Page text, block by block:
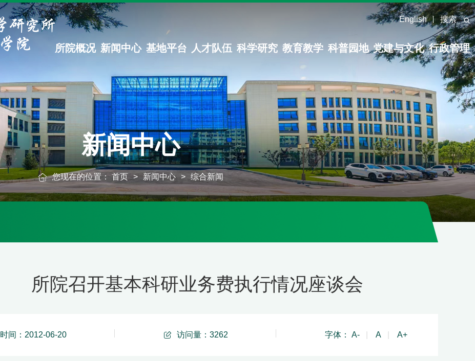
English 搜索
所院概况 新闻中心 基地平台 人才队伍 科学研究 教育教学 科普园地 党建与文化 行政管理
新闻中心
您现在的位置： 首页 > 新闻中心 > 综合新闻
所院召开基本科研业务费执行情况座谈会
时间：2012-06-20 访问量： 3262 字体： A- A A+